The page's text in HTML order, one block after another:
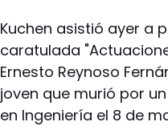
Kuchen asistió ayer a
caratulada
Ernesto Reynoso
joven que murió por
en Ingeniería el 8 de